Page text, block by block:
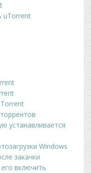
uTorrent
устанавливается
Windows
закачки
включить